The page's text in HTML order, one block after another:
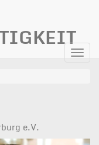
e.V.